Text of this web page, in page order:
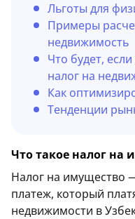
Льготы для
Примеры
недвижимость
Что будет,
налог на
Как
Тенденции
Что такое налог на
Налог на имущество
платеж, который
недвижимости в